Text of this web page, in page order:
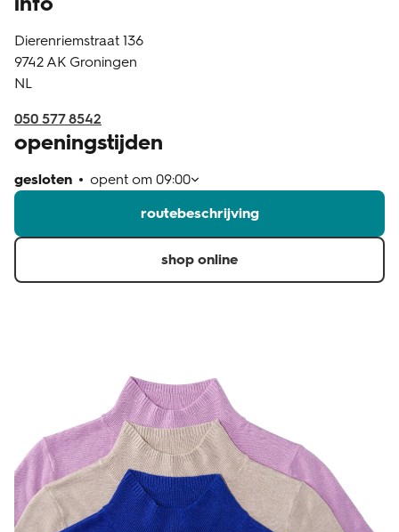
Dierenriemstraat 136
9742 AK Groningen
NL
050 577 8542
openingstijden
gesloten opent om 09:00
routebeschrijving
shop online